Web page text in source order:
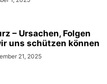
– Ursachen, Folgen
uns schützen können
21, 2025